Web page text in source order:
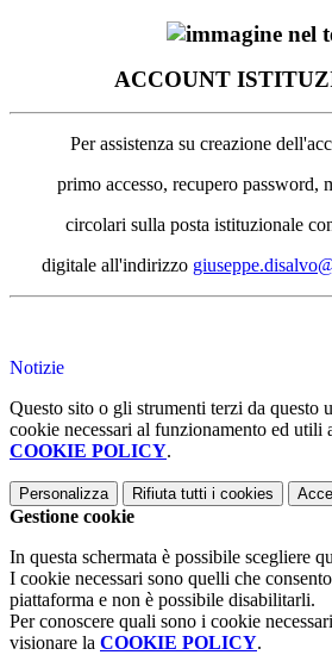
ACCOUNT
Per assistenza su creazione
primo accesso, recupero password,
circolari sulla posta istituzionale
digitale all'indirizzo
Notizie
Questo sito o gli strumenti terzi da questo
cookie necessari al funzionamento ed utili
COOKIE POLICY.
Personalizza Rifiuta tutti i cookies
Gestione cookie
In questa schermata è possibile scegliere
I cookie necessari sono quelli che
piattaforma e non è possibile disabilitarli.
Per conoscere quali sono i cookie
visionare la COOKIE POLICY.